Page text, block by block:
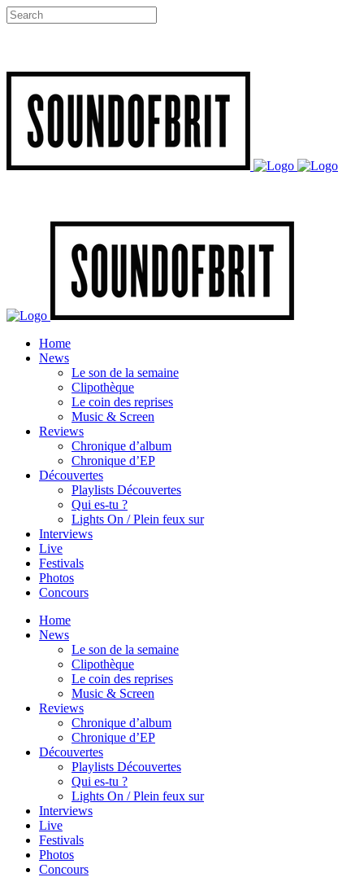
Home
News
Le son de la semaine
Clipothèque
Le coin des reprises
Music & Screen
Reviews
Chronique d’album
Chronique d’EP
Découvertes
Playlists Découvertes
Qui es-tu ?
Lights On / Plein feux sur
Interviews
Live
Festivals
Photos
Concours
Home
News
Le son de la semaine
Clipothèque
Le coin des reprises
Music & Screen
Reviews
Chronique d’album
Chronique d’EP
Découvertes
Playlists Découvertes
Qui es-tu ?
Lights On / Plein feux sur
Interviews
Live
Festivals
Photos
Concours